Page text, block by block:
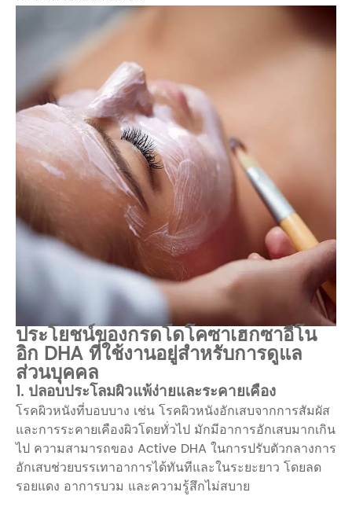
ประโยชน์ของกรดโดโคซาเฮกซาอีโน
อิก DHA ที่ใช้งานอยู่สำหรับการดูแล
ส่วนบุคคล
1. ปลอบประโลมผิวแพ้ง่ายและระคายเคือง
โรคผิวหนังที่บอบบาง เช่น โรคผิวหนังอักเสบจากการสัมผัส
และการระคายเคืองผิวโดยทั่วไป มักมีอาการอักเสบมากเกิน
ไป ความสามารถของ Active DHA ในการปรับตัวกลางการ
อักเสบช่วยบรรเทาอาการได้ทันทีและในระยะยาว โดยลด
รอยแดง อาการบวม และความรู้สึกไม่สบาย